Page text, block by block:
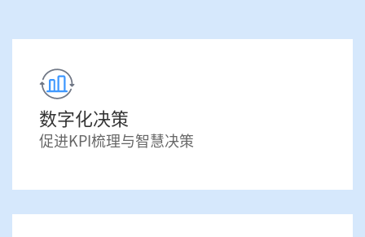
数字化决策
促进KPI梳理与智慧决策